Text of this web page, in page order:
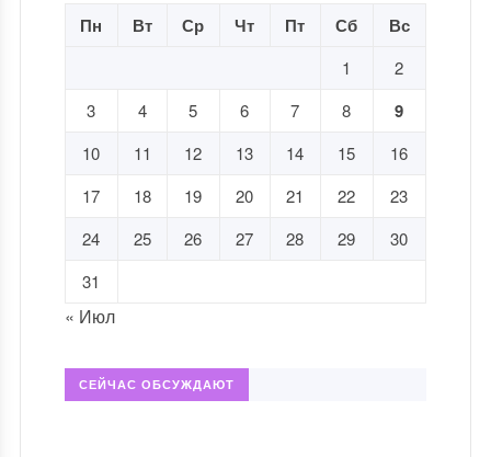
Пн Вт Ср Чт Пт Сб Вс
1
2
3
4 5 6 7 8 9
10 11 12 13 14 15
16
17
18 19 20 21 22
23
24
25 26 27 28 29
30
31
« Июл
СЕЙЧАС ОБСУЖДАЮТ